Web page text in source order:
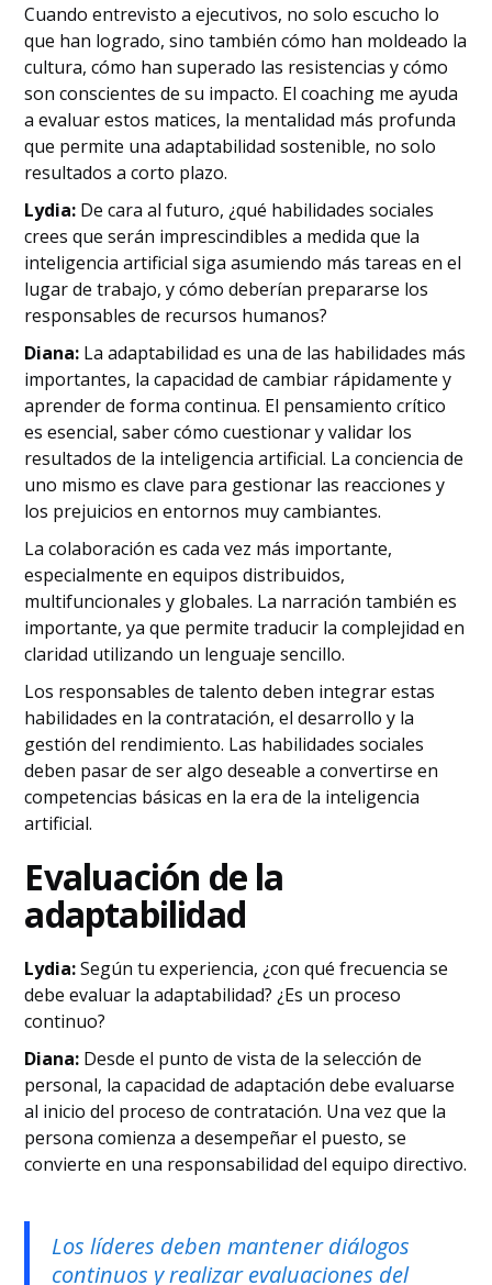
Cuando entrevisto a ejecutivos, no solo escucho lo
que han logrado, sino también cómo han moldeado la
cultura, cómo han superado las resistencias y cómo
son conscientes de su impacto. El coaching me ayuda
a evaluar estos matices, la mentalidad más profunda
que permite una adaptabilidad sostenible, no solo
resultados a corto plazo.
Lydia: De cara al futuro, ¿qué habilidades sociales
crees que serán imprescindibles a medida que la
inteligencia artificial siga asumiendo más tareas en el
lugar de trabajo, y cómo deberían prepararse los
responsables de recursos humanos?
Diana: La adaptabilidad es una de las habilidades más
importantes, la capacidad de cambiar rápidamente y
aprender de forma continua. El pensamiento crítico
es esencial, saber cómo cuestionar y validar los
resultados de la inteligencia artificial. La conciencia de
uno mismo es clave para gestionar las reacciones y
los prejuicios en entornos muy cambiantes.
La colaboración es cada vez más importante,
especialmente en equipos distribuidos,
multifuncionales y globales. La narración también es
importante, ya que permite traducir la complejidad en
claridad utilizando un lenguaje sencillo.
Los responsables de talento deben integrar estas
habilidades en la contratación, el desarrollo y la
gestión del rendimiento. Las habilidades sociales
deben pasar de ser algo deseable a convertirse en
competencias básicas en la era de la inteligencia
artificial.
Evaluación de la
adaptabilidad
Lydia:Según tu experiencia, ¿con qué frecuencia se
debe evaluar la adaptabilidad? ¿Es un proceso
continuo?
Diana: Desde el punto de vista de la selección de
personal, la capacidad de adaptación debe evaluarse
al inicio del proceso de contratación. Una vez que la
persona comienza a desempeñar el puesto, se
convierte en una responsabilidad del equipo directivo.
Los líderes deben mantener diálogos
continuos y realizar evaluaciones del